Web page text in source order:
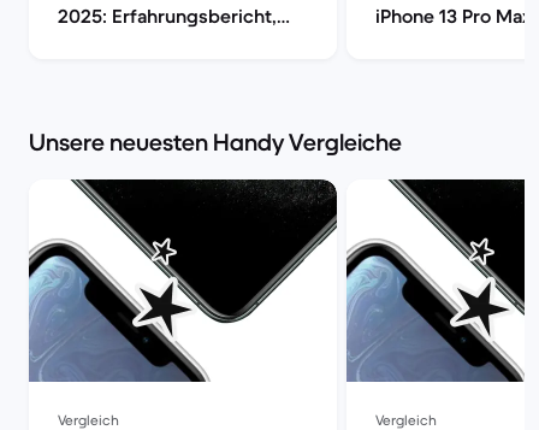
2025: Erfahrungsbericht,
iPhone 13 Pro Max
Unsere neuesten Handy Vergleiche
Vergleich Vergleich